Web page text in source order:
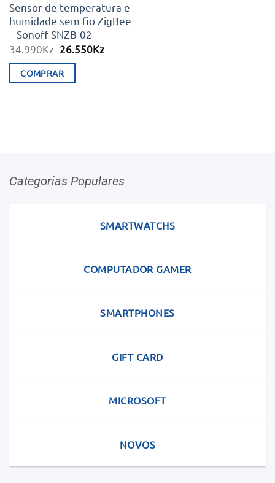
Sensor de temperatura e
humidade sem fio ZigBee
– Sonoff SNZB-02
34.990Kz O
original
era:
26.550KzO
COMPRAR
Categorias Populares
SMARTWATCHS
COMPUTADOR GAMER
SMARTPHONES
GIFT CARD
MICROSOFT
NOVOS